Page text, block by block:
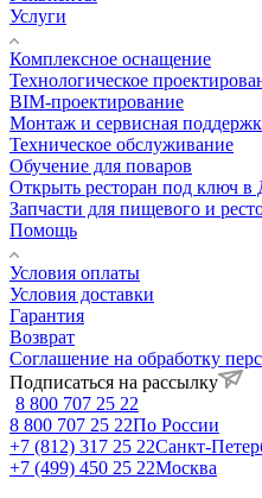
Услуги
Комплексное оснащение
Технологическое
BIM-проектирование
Монтаж и сервисная
Техническое обслуживание
Обучение для поваров
Открыть ресторан под ключ в
Запчасти для пищевого и
Помощь
Условия оплаты
Условия доставки
Гарантия
Возврат
Соглашение на обработку
Подписаться на рассылку
8 800 707 25 22
8 800 707 25 22По России
+7 (812) 317 25 22Санкт-
+7 (499) 450 25 22Москва